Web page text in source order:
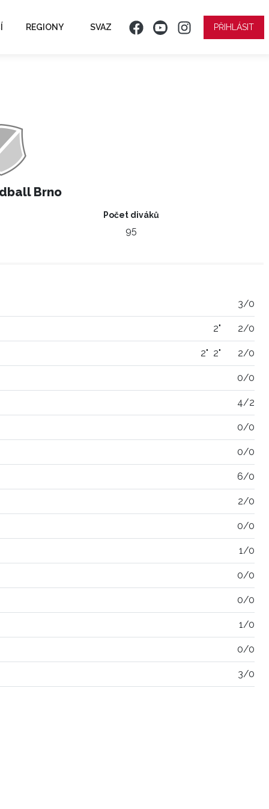
REGIONY SVAZ PŘIHLÁSIT
Brno
Počet diváků
95
3/0
2" 2/0
2" 2" 2/0
0/0
4/2
0/0
0/0
6/0
2/0
0/0
1/0
0/0
0/0
1/0
0/0
3/0